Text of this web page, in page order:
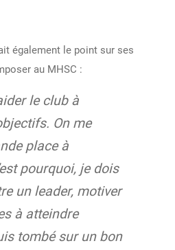
également le point sur ses
au MHSC :
le club à
On me
place à
pourquoi, je dois
un leader, motiver
à atteindre
tombé sur un bon